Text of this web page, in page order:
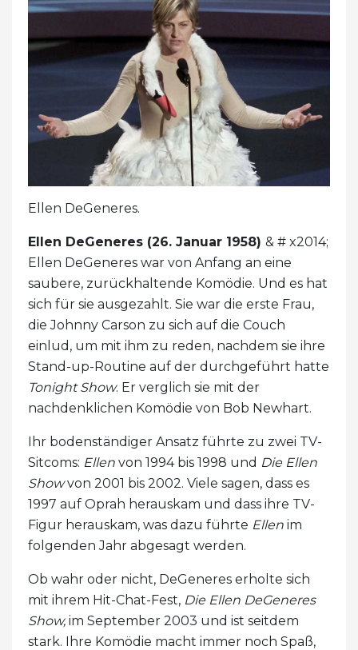
Ellen DeGeneres.
Ellen DeGeneres (26. Januar 1958) & # x2014;
Ellen DeGeneres war von Anfang an eine
saubere, zurückhaltende Komödie. Und es hat
sich für sie ausgezahlt. Sie war die erste Frau,
die Johnny Carson zu sich auf die Couch
einlud, um mit ihm zu reden, nachdem sie ihre
Stand-up-Routine auf der durchgeführt hatte
Tonight Show. Er verglich sie mit der
nachdenklichen Komödie von Bob Newhart.
Ihr bodenständiger Ansatz führte zu zwei TV-
Sitcoms: Ellen von 1994 bis 1998 und Die Ellen
Showvon 2001 bis 2002. Viele sagen, dass es
1997 auf Oprah herauskam und dass ihre TV-
Figur herauskam, was dazu führte Ellen im
folgenden Jahr abgesagt werden.
Ob wahr oder nicht, DeGeneres erholte sich
mit ihrem Hit-Chat-Fest, Die Ellen DeGeneres
Show, im September 2003 und ist seitdem
stark. Ihre Komödie macht immer noch Spaß,